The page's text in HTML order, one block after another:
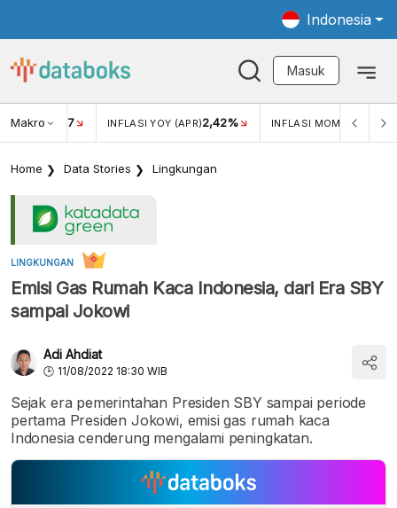
Indonesia
Masuk
Makro
USD/IDR 17 INFLASI YOY (APR)2,42% INFLASI MOM (MAR)
Home Data Stories Lingkungan
LINGKUNGAN
Emisi Gas Rumah Kaca Indonesia, dari Era SBY
sampai Jokowi
Adi Ahdiat
11/08/2022 18:30 WIB
Sejak era pemerintahan Presiden SBY sampai periode
pertama Presiden Jokowi, emisi gas rumah kaca
Indonesia cenderung mengalami peningkatan.